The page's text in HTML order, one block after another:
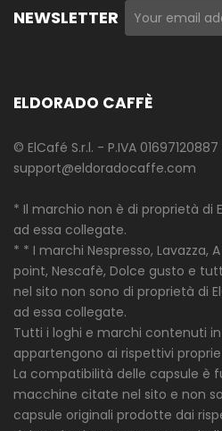
NEWSLETTER
ELDORADO CAFFÈ
© ElCafé S.r.l. - P.IVA
support@eldoradocaffe.com
* Il marchio non è di proprietà di
ad essa collegate.
* * I marchi Nespresso, Lavazza,
point, Nescafè, Dolce gusto e
nel sito non sono di proprietà di
ad essa collegate.
Tutti i loghi e marchi contenuti
appartengono ai rispettivi
La compatibilità delle capsule è
macchine citate nel sito e non
capsule originali prodotte dai